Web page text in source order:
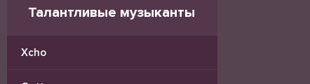
Талантливые музыканты
Xcho